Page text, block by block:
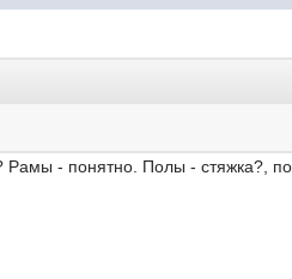
- понятно. Полы - стяжка?,